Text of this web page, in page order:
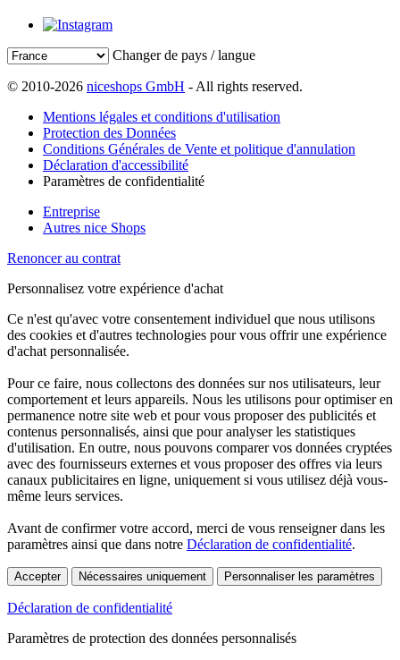
Changer de pays / langue
© 2010-2026 niceshops GmbH - All rights reserved.
Mentions légales et conditions d'utilisation
Protection des Données
Conditions Générales de Vente et politique d'annulation
Déclaration d'accessibilité
Paramètres de confidentialité
Entreprise
Autres nice Shops
Renoncer au contrat
Personnalisez votre expérience d'achat
Ce n'est qu'avec votre consentement individuel que nous utilisons
des cookies et d'autres technologies pour vous offrir une expérience
d'achat personnalisée.
Pour ce faire, nous collectons des données sur nos utilisateurs, leur
comportement et leurs appareils. Nous les utilisons pour optimiser en
permanence notre site web et pour vous proposer des publicités et
contenus personnalisés, ainsi que pour analyser les statistiques
d'utilisation. En outre, nous pouvons comparer vos données cryptées
avec des fournisseurs externes et vous proposer des offres via leurs
canaux publicitaires en ligne, uniquement si vous utilisez déjà vous-
même leurs services.
Avant de confirmer votre accord, merci de vous renseigner dans les
paramètres ainsi que dans notre Déclaration de confidentialité.
Accepter Nécessaires uniquement Personnaliser les paramètres
Déclaration de confidentialité
Paramètres de protection des données personnalisés